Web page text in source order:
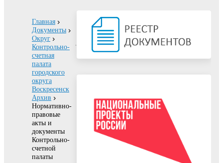
Главная
Документы
Округ
Контрольно-
счетная
палата
городского
округа
Воскресенск
Архив
Нормативно-
правовые
акты и
документы
Контрольно-
счетной
палаты